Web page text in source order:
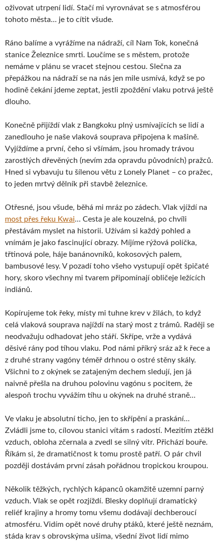
oživovat utrpení lidí. Stačí mi vyrovnávat se s atmosférou
tohoto města… je to cítit všude.
Ráno balíme a vyrážíme na nádraží, cíl Nam Tok, konečná
stanice Železnice smrti. Loučíme se s městem, protože
nemáme v plánu se vracet stejnou cestou. Slečna za
přepážkou na nádraží se na nás jen mile usmívá, když se po
hodině čekání jdeme zeptat, jestli zpoždění vlaku potrvá ještě
dlouho.
Konečně přijíždí vlak z Bangkoku plný usmívajících se lidí a
zanedlouho je naše vlaková souprava připojena k mašině.
Vyjíždíme a první, čeho si všímám, jsou hromady trávou
zarostlých dřevěných (nevím zda opravdu původních) pražců.
Hned si vybavuju tu šílenou větu z Lonely Planet – co pražec,
to jeden mrtvý dělník při stavbě železnice.
Otřesné, jsou všude, běhá mi mráz po zádech. Vlak vjíždí na
most přes řeku Kwai… Cesta je ale kouzelná, po chvíli
přestávám myslet na historii. Užívám si každý pohled a
vnímám je jako fascinující obrazy. Míjíme rýžová políčka,
třtinová pole, háje banánovníků, kokosových palem,
bambusové lesy. V pozadí toho všeho vystupují opět špičaté
hory, skoro všechny mi tvarem připomínají obličeje ležících
indiánů.
Kopírujeme tok řeky, místy mi tuhne krev v žilách, to když
celá vlaková souprava najíždí na starý most z trámů. Raději se
neodvažuju odhadovat jeho stáří. Skřípe, vrže a vydává
děsivé rány pod tíhou vlaku. Pod námi příkrý sráz až k řece a
z druhé strany vagóny téměř drhnou o ostré stěny skály.
Všichni to z okýnek se zatajeným dechem sledují, jen já
naivně přešla na druhou polovinu vagónu s pocitem, že
alespoň trochu vyvážím tíhu u okýnek na druhé straně…
Ve vlaku je absolutní ticho, jen to skřípění a praskání…
Zvládli jsme to, cílovou stanici vítám s radostí. Mezitím ztěžkl
vzduch, obloha zčernala a zvedl se silný vítr. Přichází bouře.
Říkám si, že dramatičnost k tomu prostě patří. O pár chvil
později dostávám první zásah pořádnou tropickou kroupou.
Několik těžkých, rychlých kápanců okamžitě uzemní parný
vzduch. Vlak se opět rozjíždí. Blesky doplňují dramatický
reliéf krajiny a hromy tomu všemu dodávají dechberoucí
atmosféru. Vidím opět nové druhy ptáků, které ještě neznám,
stáda krav s obrovskýma ušima, všední život lidí mimo